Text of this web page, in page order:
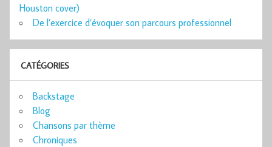
Houston cover)
De l’exercice d’évoquer son parcours professionnel
CATÉGORIES
Backstage
Blog
Chansons par thème
Chroniques